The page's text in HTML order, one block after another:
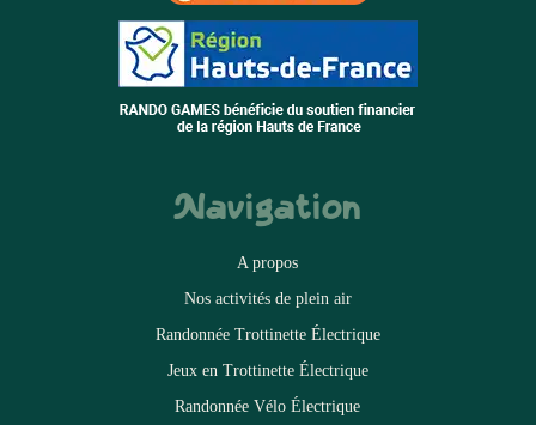
Navigation
A propos
Nos activités de plein air
Randonnée Trottinette Électrique
Jeux en Trottinette Électrique
Randonnée Vélo Électrique